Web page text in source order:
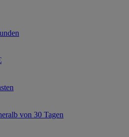
von 30 Tagen